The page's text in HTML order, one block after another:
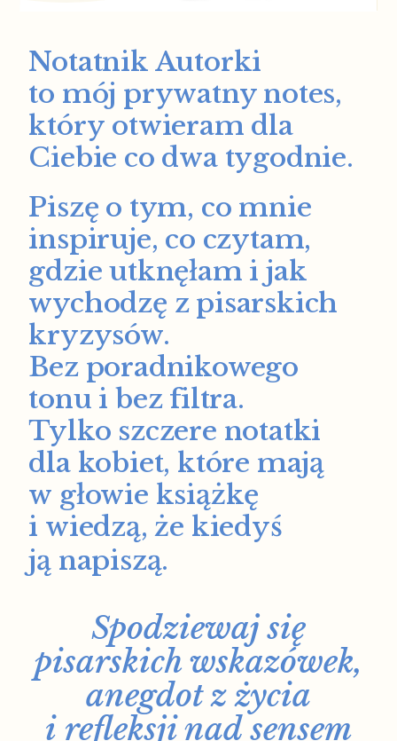
Notatnik Autorki
to mój prywatny notes,
który otwieram dla
Ciebie co dwa tygodnie.
Piszę o tym, co mnie
inspiruje, co czytam,
gdzie utknęłam i jak
wychodzę z pisarskich
kryzysów.
Bez poradnikowego
tonu i bez filtra.
Tylko szczere notatki
dla kobiet, które mają
w głowie książkę
i wiedzą, że kiedyś
ją napiszą.
Spodziewaj się
pisarskich wskazówek,
anegdot z życia
i refleksji nad sensem